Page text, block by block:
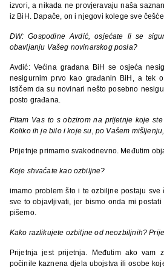
izvori, a nikada ne provjeravaju naša
iz BiH. Dapače, on i njegovi kolege sve
DW: Gospodine Avdić, osjećate li se
obavljanju Vašeg novinarskog posla?
Avdić: Većina građana BiH se osjeća
nesigurnim prvo kao građanin BiH, a tek
ističem da su novinari nešto posebno
posto građana.
Pitam Vas to s obzirom na prijetnje koje
Koliko ih je bilo i koje su, po Vašem
Prijetnje primamo svakodnevno. Međutim
Koje shvaćate kao ozbiljne?
imamo problem što i te ozbiljne postaju sve
sve to objavljivati, jer bismo onda mi
pišemo.
Kako razlikujete ozbiljne od neozbiljnih?
Prijetnja jest prijetnja. Međutim ako vam
počinile kaznena djela ubojstva ili osobe